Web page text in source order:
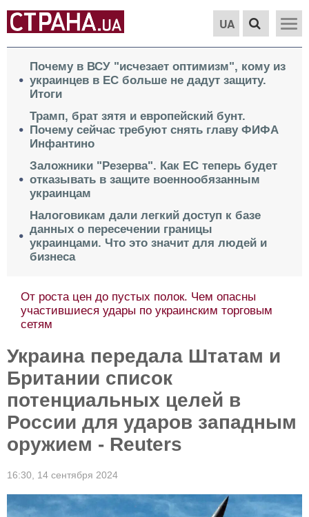
UA
Почему в ВСУ "исчезает оптимизм", кому из
украинцев в ЕС больше не дадут защиту.
Итоги
Трамп, брат зятя и европейский бунт.
Почему сейчас требуют снять главу ФИФА
Инфантино
Заложники "Резерва". Как ЕС теперь будет
отказывать в защите военнообязанным
украинцам
Налоговикам дали легкий доступ к базе
данных о пересечении границы
украинцами. Что это значит для людей и
бизнеса
От роста цен до пустых полок. Чем опасны
участившиеся удары по украинским торговым
сетям
Украина передала Штатам и
Британии список
потенциальных целей в
России для ударов западным
оружием - Reuters
16:30, 14 сентября 2024